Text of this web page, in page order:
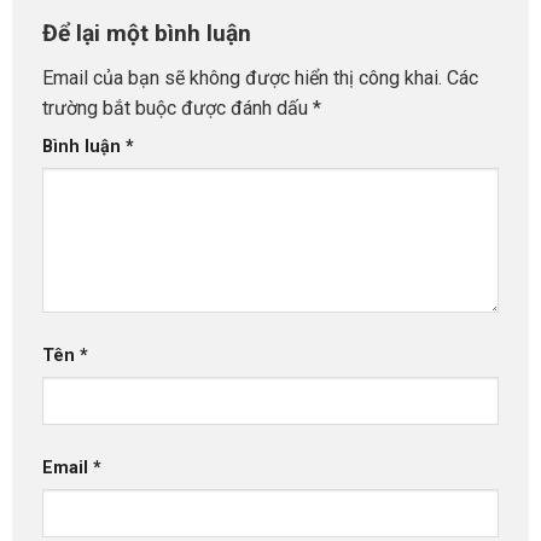
Để lại một bình luận
Email của bạn sẽ không được hiển thị công khai. Các
trường bắt buộc được đánh dấu *
Bình luận *
Tên *
Email *